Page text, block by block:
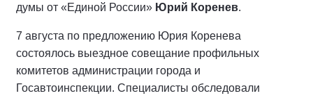
думы от «Единой России» Юрий Коренев.
7 августа по предложению Юрия Коренева
состоялось выездное совещание профильных
комитетов администрации города и
Госавтоинспекции. Специалисты обследовали